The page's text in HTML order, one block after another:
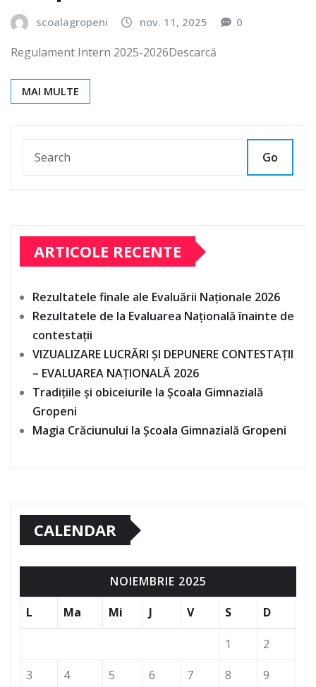
scoalagropeni nov. 11, 2025 0
Regulament Intern 2025-2026Descarcă
MAI MULTE
Go
ARTICOLE RECENTE
Rezultatele finale ale Evaluării Naționale 2026
Rezultatele de la Evaluarea Națională înainte de
contestații
VIZUALIZARE LUCRĂRI ȘI DEPUNERE CONTESTAȚII
– EVALUAREA NAȚIONALĂ 2026
Tradițiile și obiceiurile la Școala Gimnazială
Gropeni
Magia Crăciunului la Școala Gimnazială Gropeni
CALENDAR
NOIEMBRIE 2025
L
Ma Mi J V S D
1
2
3
4 5 6 7 8 9